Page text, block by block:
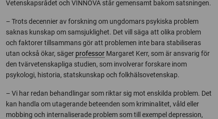
Vetenskapsrådet och VINNOVA står gemensamt bakom satsningen.
– Trots decennier av forskning om ungdomars psykiska problem
saknas kunskap om samsjuklighet. Det vill säga att olika problem
och faktorer tillsammans gör att problemen inte bara stabiliseras
utan också ökar, säger professor Margaret Kerr, som är ansvarig för
den tvärvetenskapliga studien, som involverar forskare inom
psykologi, historia, statskunskap och folkhälsovetenskap.
– Vi har redan behandlingar som riktar sig mot enskilda problem. Det
kan handla om utagerande beteenden som kriminalitet, våld eller
mobbing och internaliserade problem som till exempel depression,